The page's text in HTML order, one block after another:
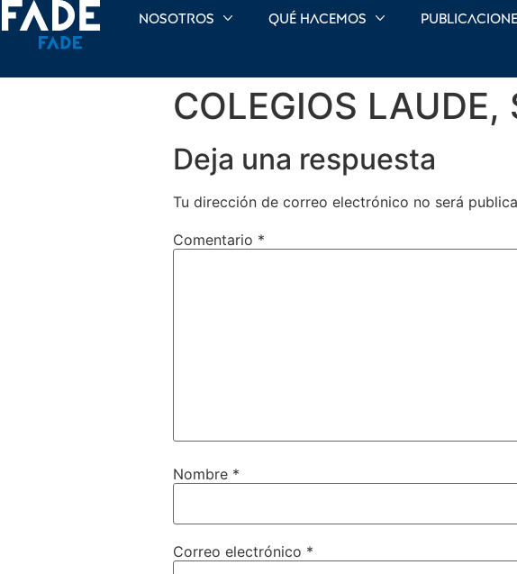
Nosotros Qué hacemos
COLEGIOS LAUDE,
Deja una respuesta
Tu dirección de correo electrónico no será
Comentario *
Nombre *
Correo electrónico *